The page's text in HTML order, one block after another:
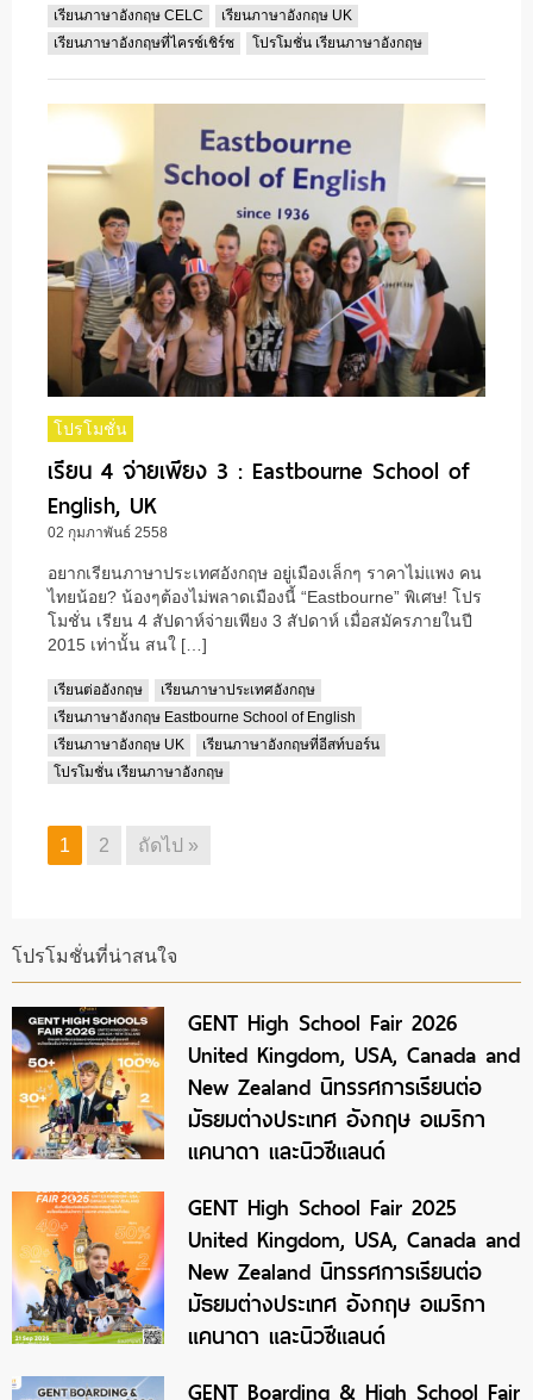
เรียนภาษาอังกฤษ CELC
เรียนภาษาอังกฤษ UK
เรียนภาษาอังกฤษที่ไครช์เชิร์ช
โปรโมชั่น เรียนภาษาอังกฤษ
โปรโมชั่น
เรียน 4 จ่ายเพียง 3 : Eastbourne School of
English, UK
02 กุมภาพันธ์ 2558
อยากเรียนภาษาประเทศอังกฤษ อยู่เมืองเล็กๆ ราคาไม่แพง คน
ไทยน้อย? น้องๆต้องไม่พลาดเมืองนี้ “Eastbourne” พิเศษ! โปร
โมชั่น เรียน 4 สัปดาห์จ่ายเพียง 3 สัปดาห์ เมื่อสมัครภายในปี
2015 เท่านั้น สนใ […]
เรียนต่ออังกฤษ
เรียนภาษาประเทศอังกฤษ
เรียนภาษาอังกฤษ Eastbourne School of English
เรียนภาษาอังกฤษ UK
เรียนภาษาอังกฤษที่อีสท์บอร์น
โปรโมชั่น เรียนภาษาอังกฤษ
Page
1 Page
2 ถัดไป »
โปรโมชั่นที่น่าสนใจ
GENT High School Fair 2026
United Kingdom, USA, Canada and
New Zealand นิทรรศการเรียนต่อ
มัธยมต่างประเทศ อังกฤษ อเมริกา
แคนาดา และนิวซีแลนด์
GENT High School Fair 2025
United Kingdom, USA, Canada and
New Zealand นิทรรศการเรียนต่อ
มัธยมต่างประเทศ อังกฤษ อเมริกา
แคนาดา และนิวซีแลนด์
GENT Boarding & High School Fair